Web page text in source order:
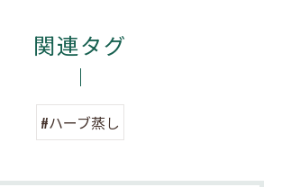
関連タグ
#ハーブ蒸し